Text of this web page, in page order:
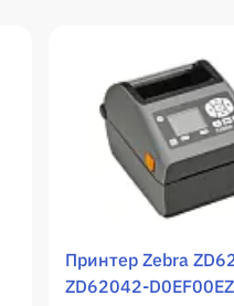
Принтер Zebra
ZD62042-D0EF00EZ